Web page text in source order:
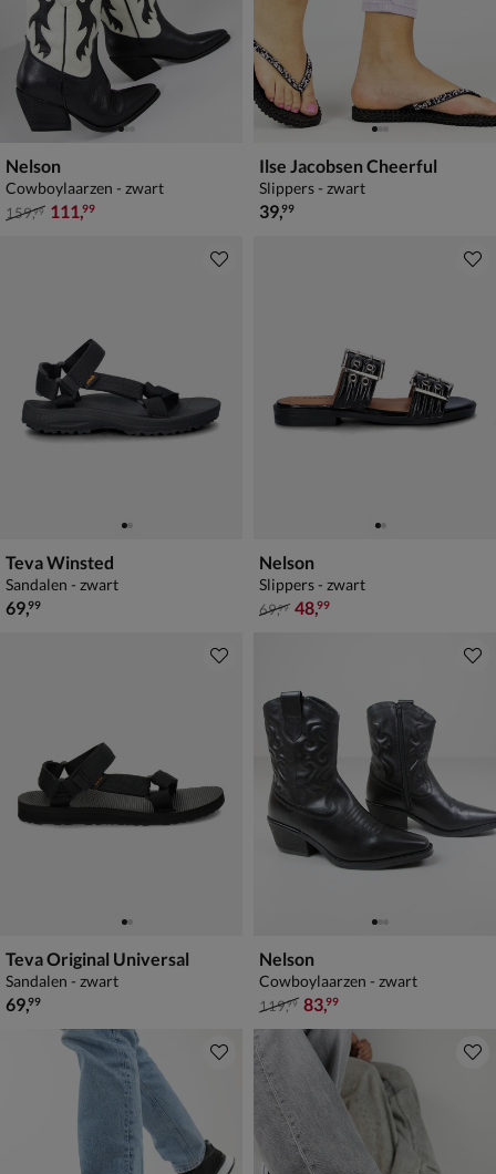
Nelson
Cowboylaarzen - zwart
van € 159,99 voor € 111,99
159,99 111,99
Ilse Jacobsen Cheerful
Slippers - zwart
€ 39,99
39,99
Teva Winsted
Sandalen - zwart
€ 69,99
69,99
Nelson
Slippers - zwart
van € 69,99 voor € 48,99
69,99 48,99
Teva Original Universal
Sandalen - zwart
€ 69,99
69,99
Nelson
Cowboylaarzen - zwart
van € 119,99 voor € 83,99
119,99 83,99